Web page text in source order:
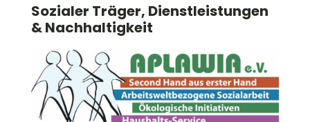
Sozialer Träger, Dienstleistungen
& Nachhaltigkeit